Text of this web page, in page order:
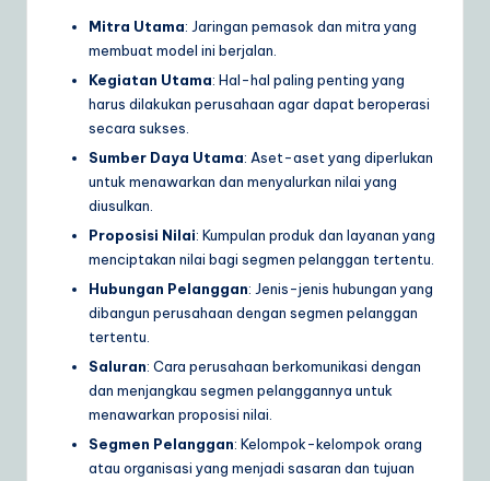
Mitra Utama: Jaringan pemasok dan mitra yang
membuat model ini berjalan.
Kegiatan Utama: Hal-hal paling penting yang
harus dilakukan perusahaan agar dapat beroperasi
secara sukses.
Sumber Daya Utama: Aset-aset yang diperlukan
untuk menawarkan dan menyalurkan nilai yang
diusulkan.
Proposisi Nilai: Kumpulan produk dan layanan yang
menciptakan nilai bagi segmen pelanggan tertentu.
Hubungan Pelanggan: Jenis-jenis hubungan yang
dibangun perusahaan dengan segmen pelanggan
tertentu.
Saluran: Cara perusahaan berkomunikasi dengan
dan menjangkau segmen pelanggannya untuk
menawarkan proposisi nilai.
Segmen Pelanggan: Kelompok-kelompok orang
atau organisasi yang menjadi sasaran dan tujuan